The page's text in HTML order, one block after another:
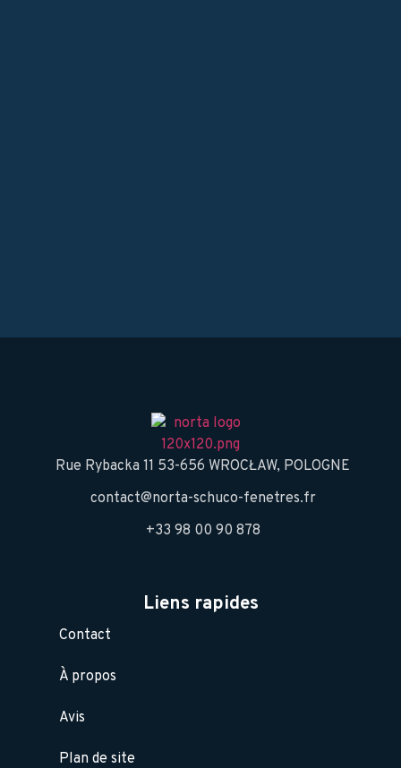
Rue Rybacka 11 53-656 WROCŁAW, POLOGNE
contact@norta-schuco-fenetres.fr
+33 98 00 90 878
Liens rapides
Contact
À propos
Avis
Plan de site